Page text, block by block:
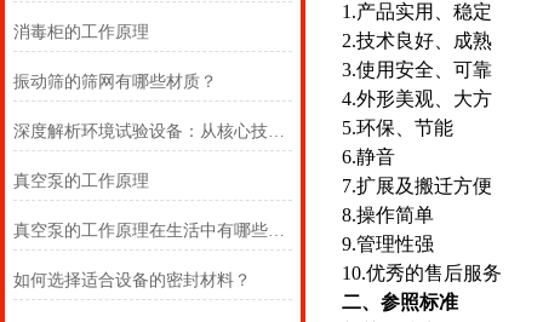
消毒柜的工作原理
振动筛的筛网有哪些材质？
深度解析环境试验设备：从核心技术到行业应用
真空泵的工作原理
真空泵的工作原理在生活中有哪些应用？
如何选择适合设备的密封材料？
1.产品实用、稳定
2.技术良好、成熟
3.使用安全、可靠
4.外形美观、大方
5.环保、节能
6.静音
7.扩展及搬迁方便
8.操作简单
9.管理性强
10.优秀的售后服务
二、参照标准